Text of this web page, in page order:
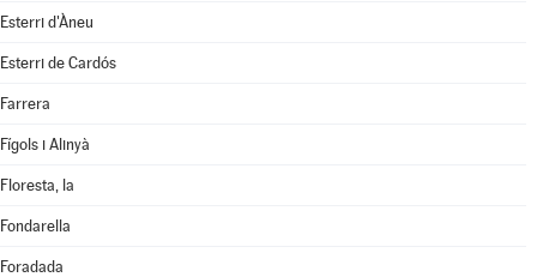
Esterri d'Àneu
Esterri de Cardós
Farrera
Fígols i Alinyà
Floresta, la
Fondarella
Foradada